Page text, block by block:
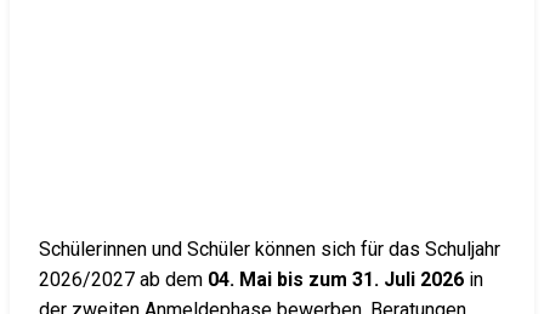
Schülerinnen und Schüler können sich für das Schuljahr
2026/2027 ab dem 04. Mai bis zum 31. Juli 2026 in